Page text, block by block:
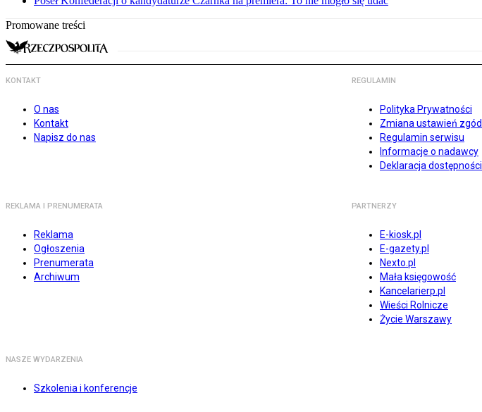
Promowane treści
KONTAKT
O nas
Kontakt
Napisz do nas
REGULAMIN
Polityka Prywatności
Zmiana ustawień zgód
Regulamin serwisu
Informacje o nadawcy
Deklaracja dostępności
REKLAMA I PRENUMERATA
Reklama
Ogłoszenia
Prenumerata
Archiwum
PARTNERZY
E-kiosk.pl
E-gazety.pl
Nexto.pl
Mała księgowość
Kancelarierp.pl
Wieści Rolnicze
Życie Warszawy
NASZE WYDARZENIA
Szkolenia i konferencje